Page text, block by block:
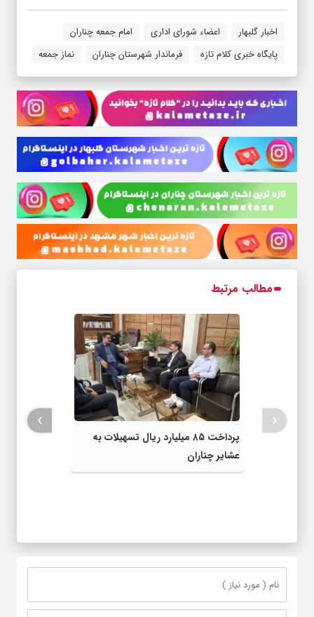
اخبار گلبهار اعضاء شورای اداری
امام جمعه چناران
پایگاه خبری کلام‌ تازه
فرماندار شهرستان چناران نماز جمعه
مطالب مرتبط
پرداخت ۸۵ میلیارد ریال تسهیلات به
عشایر چناران
‹
›